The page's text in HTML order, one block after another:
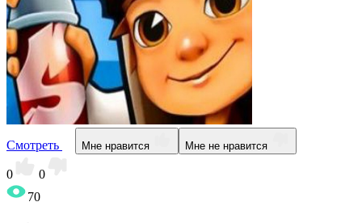
Смотреть Мне нравится Мне не нравится
0
0
70